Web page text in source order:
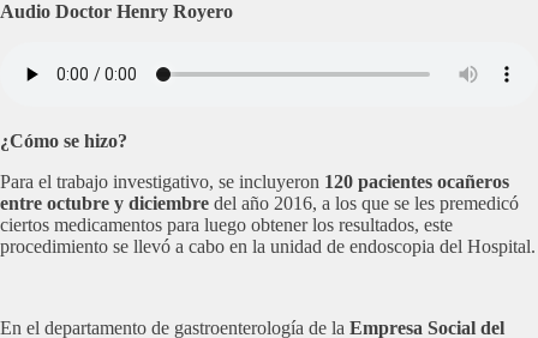
Audio Doctor Henry Royero
¿Cómo se hizo?
Para el trabajo investigativo, se incluyeron 120 pacientes ocañeros
entre octubre y diciembre del año 2016, a los que se les premedicó
ciertos medicamentos para luego obtener los resultados, este
procedimiento se llevó a cabo en la unidad de endoscopia del Hospital.
En el departamento de gastroenterología de la Empresa Social del